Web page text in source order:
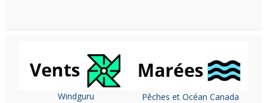
Windguru
Pêches et Océan Canada